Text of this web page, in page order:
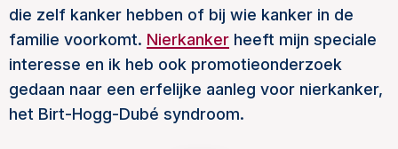
die zelf kanker hebben of bij wie kanker in de
familie voorkomt. Nierkanker heeft mijn speciale
interesse en ik heb ook promotieonderzoek
gedaan naar een erfelijke aanleg voor nierkanker,
het Birt-Hogg-Dubé syndroom.